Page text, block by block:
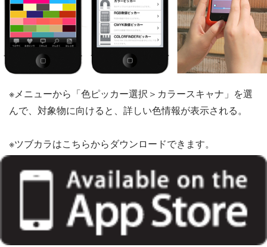
※メニューから「色ピッカー選択＞カラースキャナ」を選
んで、対象物に向けると、詳しい色情報が表示される。
※ツブカラはこちらからダウンロードできます。